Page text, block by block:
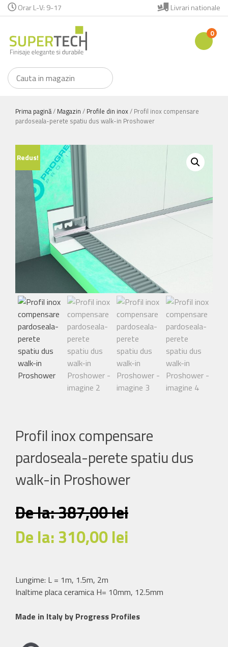
Orar L-V: 9-17 Livrari nationale
0
Prima pagină/ Magazin / Profile din inox/ Profil inox compensare
pardoseala-perete spatiu dus walk-in Proshower
Redus!
Profil inox compensare
pardoseala-perete spatiu dus
walk-in Proshower
De la:387,00lei
De la: 310,00lei
Lungime: L = 1m, 1.5m, 2m
Inaltime placa ceramica H= 10mm, 12.5mm
Made in Italy by Progress Profiles